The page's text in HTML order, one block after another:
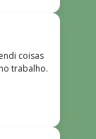
todos
em
coisas
trabalho.